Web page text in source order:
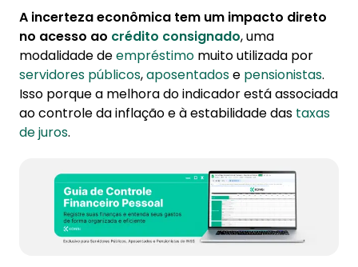
A incerteza econômica tem um impacto direto
no acesso ao crédito consignado, uma
modalidade deempréstimo muito utilizada por
servidores públicos,aposentadose pensionistas.
Isso porque a melhora do indicador está associada
ao controle da inflação e à estabilidade das taxas
de juros.